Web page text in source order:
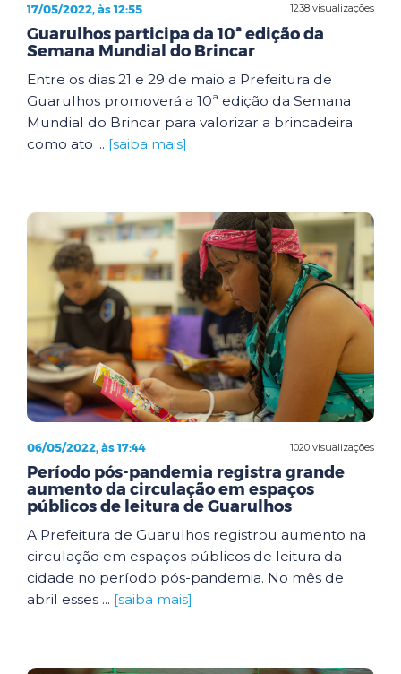
1238 visualizações
17/05/2022, às 12:55
Guarulhos participa da 10ª edição da
Semana Mundial do Brincar
Entre os dias 21 e 29 de maio a Prefeitura de
Guarulhos promoverá a 10ª edição da Semana
Mundial do Brincar para valorizar a brincadeira
como ato ... [saiba mais]
1020 visualizações
06/05/2022, às 17:44
Período pós-pandemia registra grande
aumento da circulação em espaços
públicos de leitura de Guarulhos
A Prefeitura de Guarulhos registrou aumento na
circulação em espaços públicos de leitura da
cidade no período pós-pandemia. No mês de
abril esses ... [saiba mais]